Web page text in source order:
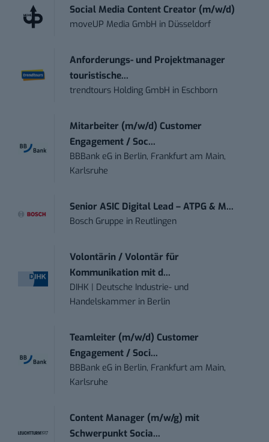
Social Media Content Creator (m/w/d)
moveUP Media GmbH in Düsseldorf
Anforderungs- und Projektmanager
touristische...
trendtours Holding GmbH in Eschborn
Mitarbeiter (m/w/d) Customer
Engagement / Soc...
BBBank eG in Berlin, Frankfurt am Main,
Karlsruhe
Senior ASIC Digital Lead – ATPG & M...
Bosch Gruppe in Reutlingen
Volontärin / Volontär für
Kommunikation mit d...
DIHK | Deutsche Industrie- und
Handelskammer in Berlin
Teamleiter (m/w/d) Customer
Engagement / Soci...
BBBank eG in Berlin, Frankfurt am Main,
Karlsruhe
Content Manager (m/w/g) mit
Schwerpunkt Socia...